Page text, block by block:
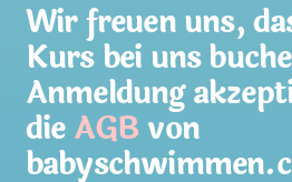
Wir freuen uns,
Kurs bei uns
Anmeldung
dieAGBvon